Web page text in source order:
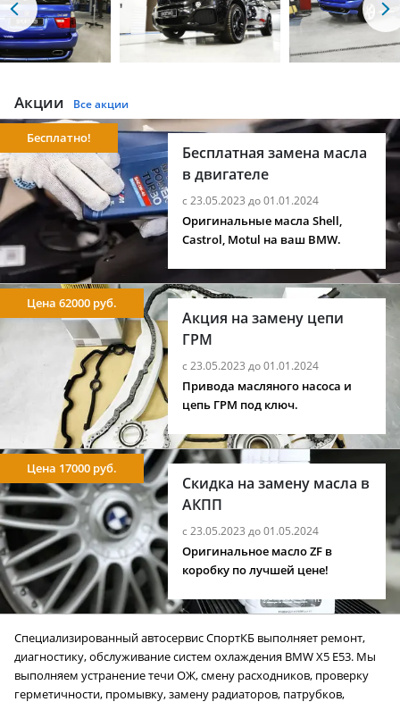
Акции Все акции
Бесплатная замена масла
в двигателе
с 23.05.2023 до 01.01.2024
Бесплатно!
Оригинальные масла Shell,
Castrol, Motul на ваш BMW.
Акция на замену цепи
ГРМ
с 23.05.2023 до 01.01.2024
Цена 62000 руб.
Привода масляного насоса и
цепь ГРМ под ключ.
Скидка на замену масла в
АКПП
с 23.05.2023 до 01.05.2024
Цена 17000 руб.
Оригинальное масло ZF в
коробку по лучшей цене!
Специализированный автосервис СпортКБ выполняет ремонт,
диагностику, обслуживание систем охлаждения BMW X5 E53. Мы
выполняем устранение течи ОЖ, смену расходников, проверку
герметичности, промывку, замену радиаторов, патрубков,